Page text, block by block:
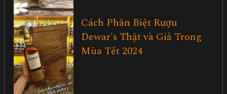
Cách Phân Biệt Rượu
Dewar's Thật và Giả Trong
Mùa Tết 2024